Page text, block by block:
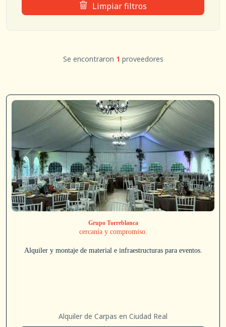
Limpiar filtros
Se encontraron 1 proveedores
Grupo Torreblanca
cercanía y compromiso.
Alquiler y montaje de material e infraestructuras para eventos.
Alquiler de Carpas en Ciudad Real